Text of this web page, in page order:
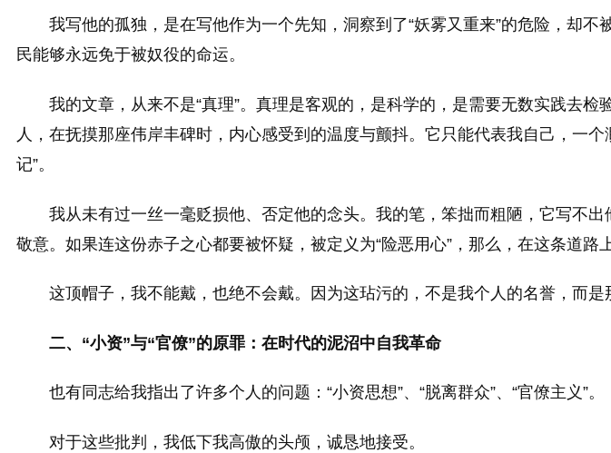
我写他的孤独，是在写他作为一个先知，洞察到了“妖雾又重来”的危险，却
民能够永远免于被奴役的命运。
我的文章，从来不是“真理”。真理是客观的，是科学的，是需要无数实践去
人，在抚摸那座伟岸丰碑时，内心感受到的温度与颤抖。它只能代表我自己，一
记”。
我从未有过一丝一毫贬损他、否定他的念头。我的笔，笨拙而粗陋，它写不
敬意。如果连这份赤子之心都要被怀疑，被定义为“险恶用心”，那么，在这条道路
这顶帽子，我不能戴，也绝不会戴。因为这玷污的，不是我个人的名誉，而是
二、“小资”与“官僚”的原罪：在时代的泥沼中自我革命
也有同志给我指出了许多个人的问题：“小资思想”、“脱离群众”、“官僚主义”。
对于这些批判，我低下我高傲的头颅，诚恳地接受。